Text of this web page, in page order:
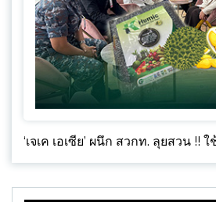
‘เจเค เอเซีย’ ผนึก สวกท. ลุยสวน !!